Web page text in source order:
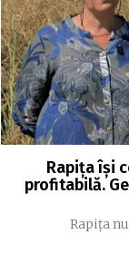
Rapița își
profitabilă.
Rapița